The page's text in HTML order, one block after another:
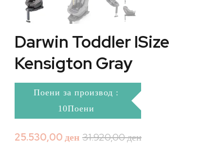
Darwin Toddler ISize
Kensigton Gray
Поени за производ :
10Поени
31.920,00ден
25.530,00ден